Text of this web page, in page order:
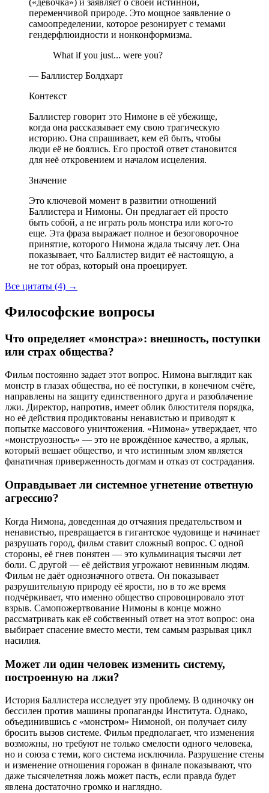
переменчивой природе. Это мощное заявление о
самоопределении, которое резонирует с темами
гендерфлюидности и нонконформизма.
What if you just... were you?
— Баллистер Болдхарт
Контекст
Баллистер говорит это Нимоне в её убежище,
когда она рассказывает ему свою трагическую
историю. Она спрашивает, кем ей быть, чтобы
люди её не боялись. Его простой ответ становится
для неё откровением и началом исцеления.
Значение
Это ключевой момент в развитии отношений
Баллистера и Нимоны. Он предлагает ей просто
быть собой, а не играть роль монстра или кого-то
еще. Эта фраза выражает полное и безоговорочное
принятие, которого Нимона ждала тысячу лет. Она
показывает, что Баллистер видит её настоящую, а
не тот образ, который она проецирует.
Все цитаты (4) →
Философские вопросы
Что определяет «монстра»: внешность, поступки
или страх общества?
Фильм постоянно задает этот вопрос. Нимона выглядит как
монстр в глазах общества, но её поступки, в конечном счёте,
направлены на защиту единственного друга и разоблачение
лжи. Директор, напротив, имеет облик блюстителя порядка,
но её действия продиктованы ненавистью и приводят к
попытке массового уничтожения. «Нимона» утверждает, что
«монструозность» — это не врождённое качество, а ярлык,
который вешает общество, и что истинным злом является
фанатичная приверженность догмам и отказ от сострадания.
Оправдывает ли системное угнетение ответную
агрессию?
Когда Нимона, доведенная до отчаяния предательством и
ненавистью, превращается в гигантское чудовище и начинает
разрушать город, фильм ставит сложный вопрос. С одной
стороны, её гнев понятен — это кульминация тысячи лет
боли. С другой — её действия угрожают невинным людям.
Фильм не даёт однозначного ответа. Он показывает
разрушительную природу её ярости, но в то же время
подчёркивает, что именно общество спровоцировало этот
взрыв. Самопожертвование Нимоны в конце можно
рассматривать как её собственный ответ на этот вопрос: она
выбирает спасение вместо мести, тем самым разрывая цикл
насилия.
Может ли один человек изменить систему,
построенную на лжи?
История Баллистера исследует эту проблему. В одиночку он
бессилен против машины пропаганды Института. Однако,
объединившись с «монстром» Нимоной, он получает силу
бросить вызов системе. Фильм предполагает, что изменения
возможны, но требуют не только смелости одного человека,
но и союза с теми, кого система исключила. Разрушение стены
и изменение отношения горожан в финале показывают, что
даже тысячелетняя ложь может пасть, если правда будет
явлена достаточно громко и наглядно.